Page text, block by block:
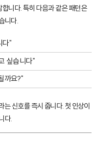
니다. 특히 다음과 같은 패턴은
니다.
다"
싶습니다"
까요?"
는 신호를 즉시 줍니다. 첫 인상이
다.